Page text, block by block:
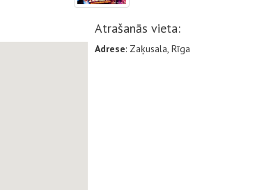
Atrašanās vieta:
Adrese: Zaķusala, Rīga